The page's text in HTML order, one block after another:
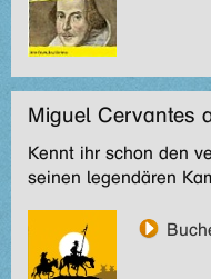
Miguel Cervantes
Kennt ihr schon den
seinen legendären